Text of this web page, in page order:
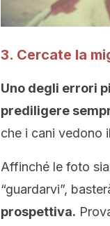
3. Cercate la
Uno degli errori
prediligere
che i cani vedono
Affinché le foto
“guardarvi”,
prospettiva.